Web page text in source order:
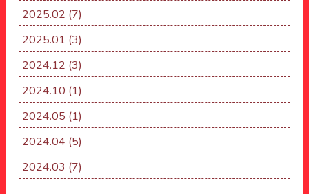
2025.02 (7)
2025.01 (3)
2024.12 (3)
2024.10 (1)
2024.05 (1)
2024.04 (5)
2024.03 (7)